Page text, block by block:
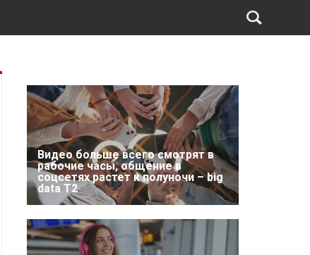
Видео больше всего смотрят в
рабочие часы, общение в
соцсетях растет к полуночи – big
data T2